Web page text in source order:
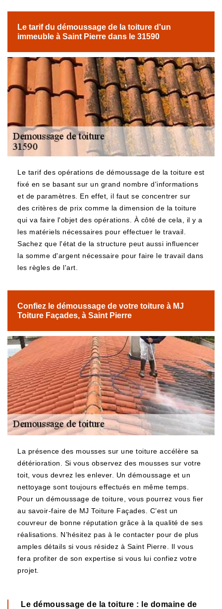
Le tarif du démoussage de la toiture d'un
immeuble à Saint Pierre dans le 31590
Le tarif des opérations de démoussage de la toiture est
fixé en se basant sur un grand nombre d'informations
et de paramètres. En effet, il faut se concentrer sur
des critères de prix comme la dimension de la toiture
qui va faire l'objet des opérations. À côté de cela, il y a
les matériels nécessaires pour effectuer le travail.
Sachez que l'état de la structure peut aussi influencer
la somme d'argent nécessaire pour faire le travail dans
les règles de l'art.
Confiez le démoussage de votre toiture à MJ
Toiture Façades, à Saint Pierre
La présence des mousses sur une toiture accélère sa
détérioration. Si vous observez des mousses sur votre
toit, vous devrez les enlever. Un démoussage et un
nettoyage sont toujours effectués en même temps.
Pour un démoussage de toiture, vous pourrez vous fier
au savoir-faire de MJ Toiture Façades. C’est un
couvreur de bonne réputation grâce à la qualité de ses
réalisations. N’hésitez pas à le contacter pour de plus
amples détails si vous résidez à Saint Pierre. Il vous
fera profiter de son expertise si vous lui confiez votre
projet.
Le démoussage de la toiture : le domaine de